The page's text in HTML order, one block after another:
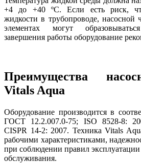
+4 до +40 ºС. Если есть риск,
жидкости в трубопроводе, насосной
элементах могут
завершения работы оборудование
Преимущества
Vitals Aqua
Оборудование производится в
ГОСТ 12.2.007.0-75; ISO 8528-8:
CISPR 14-2: 2007. Техника Vitals
рабочими характеристиками,
при соблюдении правил эксплуатации
обслуживания.